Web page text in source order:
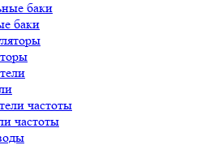
баки
частоты